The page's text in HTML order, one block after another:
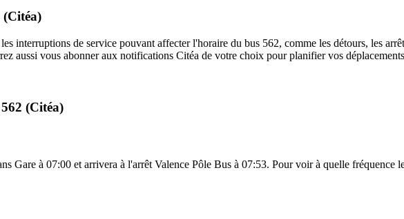
(Citéa)
interruptions de service pouvant affecter l'horaire du bus 562, comme les détours, les
aussi vous abonner aux notifications Citéa de votre choix pour planifier vos
(Citéa)
Gare à 07:00 et arrivera à l'arrêt Valence Pôle Bus à 07:53. Pour voir à quelle fréquence